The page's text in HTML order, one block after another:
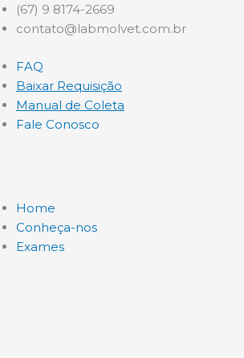
Ir
para
conteúdo
(67) 9 8174-2669
contato@labmolvet.com.br
FAQ
Baixar Requisição
Manual de Coleta
Fale Conosco
Home
Conheça-nos
Exames